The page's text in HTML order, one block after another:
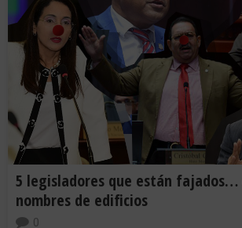
5 legisladores que están fajados…
nombres de edificios
0